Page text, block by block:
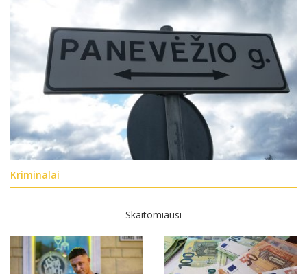
Kriminalai
Skaitomiausi